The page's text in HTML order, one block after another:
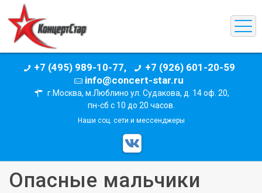
+7 (495) 989-10-77,
+7 (926) 601-20-59
info@concert-star.ru
г.Москва, м.Люблино ул. Судакова, д. 14 оф. 20,
пн-сб с 10 до 20 часов.
Наши соц. сети и мессенджеры
Опасные мальчики